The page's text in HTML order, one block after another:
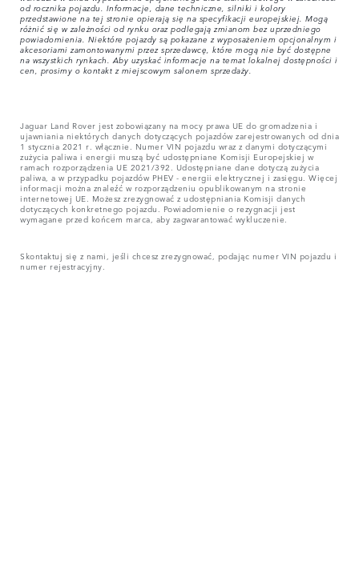
od rocznika pojazdu. Informacje, dane techniczne, silniki i kolory
przedstawione na tej stronie opierają się na specyfikacji europejskiej. Mogą
różnić się w zależności od rynku oraz podlegają zmianom bez uprzedniego
powiadomienia. Niektóre pojazdy są pokazane z wyposażeniem opcjonalnym i
akcesoriami zamontowanymi przez sprzedawcę, które mogą nie być dostępne
na wszystkich rynkach. Aby uzyskać informacje na temat lokalnej dostępności i
cen, prosimy o kontakt z miejscowym salonem sprzedaży.
Jaguar Land Rover jest zobowiązany na mocy prawa UE do gromadzenia i
ujawniania niektórych danych dotyczących pojazdów zarejestrowanych od dnia
1 stycznia 2021 r. włącznie. Numer VIN pojazdu wraz z danymi dotyczącymi
zużycia paliwa i energii muszą być udostępniane Komisji Europejskiej w
ramach rozporządzenia UE 2021/392. Udostępniane dane dotyczą zużycia
paliwa, a w przypadku pojazdów PHEV - energii elektrycznej i zasięgu. Więcej
informacji można znaleźć w rozporządzeniu opublikowanym na stronie
internetowej UE. Możesz zrezygnować z udostępniania Komisji danych
dotyczących konkretnego pojazdu. Powiadomienie o rezygnacji jest
wymagane przed końcem marca, aby zagwarantować wykluczenie.
Skontaktuj się z nami, jeśli chcesz zrezygnować, podając numer VIN pojazdu i
numer rejestracyjny.